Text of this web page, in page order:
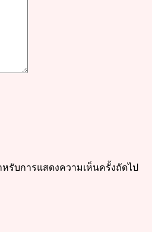
รับการแสดงความเห็นครั้งถัดไป